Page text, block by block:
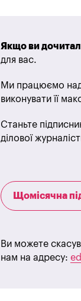
Якщо ви
для вас.
Ми працюємо над
виконувати її
Станьте
ділової
Щомісячна
Ви можете
нам на адресу: